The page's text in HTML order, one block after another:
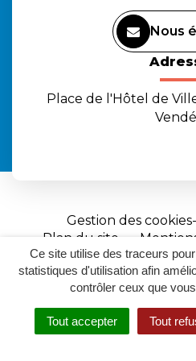
Ce site utilise des traceurs
statistiques d'utilisation afin
contrôler ceux que
Tout accepter Tout
Nous
Place de l'Hôtel de
Gestion des cookies
Plan du site
Site
réalisé
par